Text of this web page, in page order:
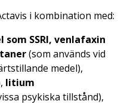
i kombination med:
SSRI, venlafaxin
(som används vid
medel),
litium
psykiska tillstånd),